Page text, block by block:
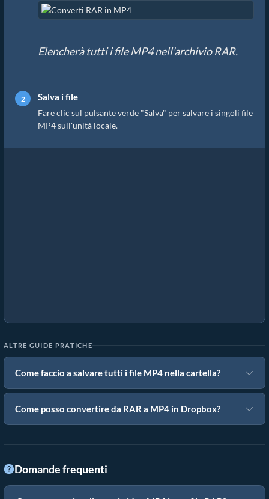
Elencherà tutti i file MP4 nell'archivio RAR.
Salva i file
Fare clic sul pulsante verde "Salva" per salvare i singoli file
MP4 sull'unità locale.
ALTRE GUIDE PRATICHE
Come faccio a salvare tutti i file MP4 nella cartella?
Come posso convertire da RAR a MP4 in Dropbox?
Domande frequenti